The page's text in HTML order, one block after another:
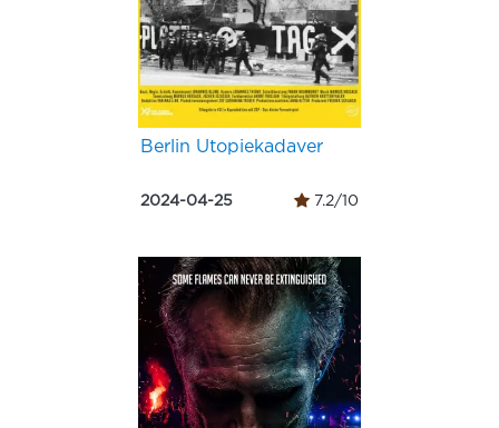
Berlin Utopiekadaver
2024-04-25 7.2/10